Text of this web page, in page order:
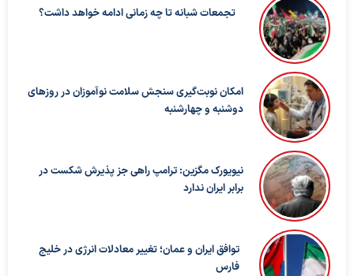
تجمعات شبانه تا چه زمانی ادامه خواهد داشت؟
امکان نوبت‌گیری سنجش سلامت نوآموزان در روزهای
دوشنبه و چهارشنبه
نیویورک مگزین: ترامپ راهی جز پذیرش شکست در
برابر ایران ندارد
توافق ایران و عمان؛ تغییر معادلات انرژی در خلیج
فارس